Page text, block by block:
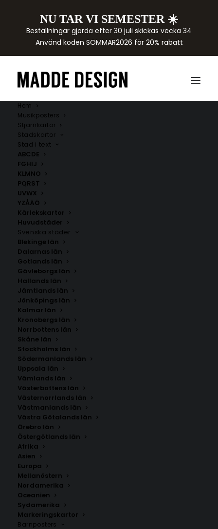
NU TAR VI SEMESTER ☀️
Beställningar gjorda efter 30 juli skickas vecka 34
Använd koden SOMMAR2026 för 20% rabatt
Hem
Musikposters
Stjärnkartor
Stadskartor
Stad i text
ABCDE
FGHIJ
KLMNO
PQRST
UVWX
YZÅÄÖ
Kärlekskartor
Huvudstäder
Svenska städer
Blekinge län
Dalarnas län
Gotlands län
Gävleborgs län
Hallands län
Jämtlands län
Jönköpings län
Kalmar län
Kronobergs län
Norrbottens län
Skåne län
Stockholms län
Södermanlands län
Uppsala län
Vämlands län
Västerbottens län
Västernorrlands län
Västmanlands län
Västra Götalands län
Örebro län
Östergötlands län
Afrika
Asien
Europa
Mellanöstern
Nordamerika
Oceanien
Sydamerika
Markeringskartor
Barnposters
Mediterranean Doorway Poster
Storlek
229.00kr
En härlig poster med citronträd i terrakottakruka
framför en rustik dörr. Perfekt för att skapa en somrig
atmosfär i kök och vardagsrum.